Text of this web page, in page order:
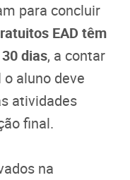
para concluir
EAD têm
dias, a contar
aluno deve
atividades
final.
na